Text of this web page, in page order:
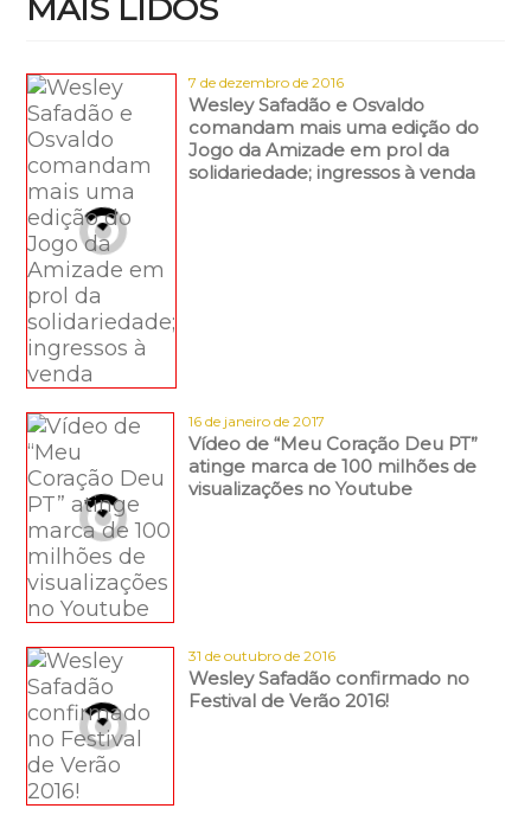
MAIS LIDOS
7 de dezembro de 2016
Wesley Safadão e Osvaldo
comandam mais uma edição do
Jogo da Amizade em prol da
solidariedade; ingressos à venda
16 de janeiro de 2017
Vídeo de “Meu Coração Deu PT”
atinge marca de 100 milhões de
visualizações no Youtube
31 de outubro de 2016
Wesley Safadão confirmado no
Festival de Verão 2016!